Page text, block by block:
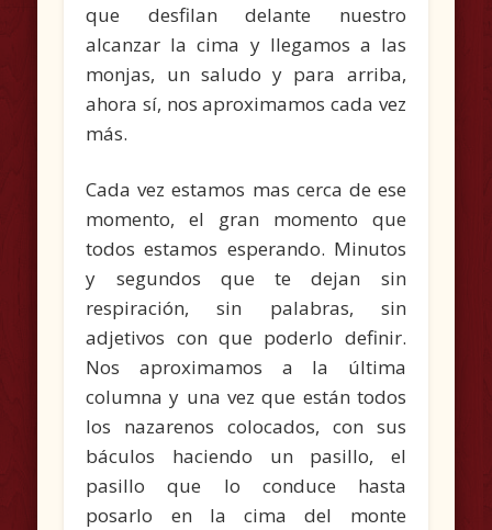
que desfilan delante nuestro
alcanzar la cima y llegamos a las
monjas, un saludo y para arriba,
ahora sí, nos aproximamos cada vez
más.
Cada vez estamos mas cerca de ese
momento, el gran momento que
todos estamos esperando. Minutos
y segundos que te dejan sin
respiración, sin palabras, sin
adjetivos con que poderlo definir.
Nos aproximamos a la última
columna y una vez que están todos
los nazarenos colocados, con sus
báculos haciendo un pasillo, el
pasillo que lo conduce hasta
posarlo en la cima del monte